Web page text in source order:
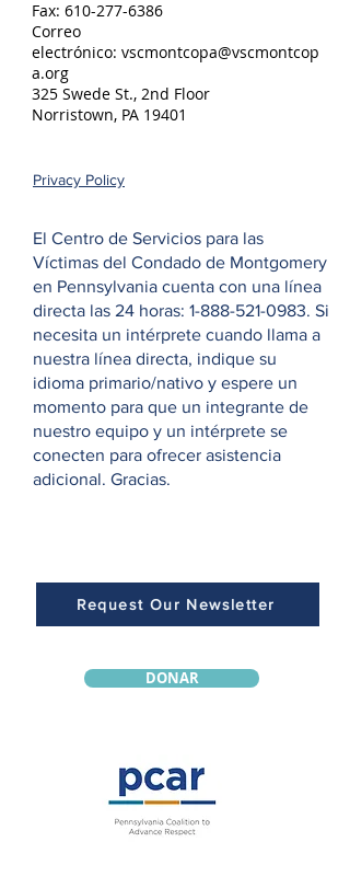
Fax: 610-277-6386
Correo
electrónico: vscmontcopa@vscmontcop
a.org
325 Swede St., 2nd Floor
Norristown, PA 19401
Privacy Policy
El Centro de Servicios para las
Víctimas del Condado de Montgomery
en Pennsylvania cuenta con una línea
directa las 24 horas: 1-888-521-0983. Si
necesita un intérprete cuando llama a
nuestra línea directa, indique su
idioma primario/nativo y espere un
momento para que un integrante de
nuestro equipo y un intérprete se
conecten para ofrecer asistencia
adicional. Gracias.
Request Our Newsletter
DONAR